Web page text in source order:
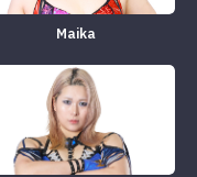
Maika